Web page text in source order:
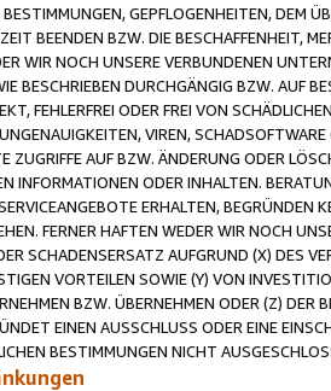
GEPFLOGENHEITEN, DEM
BEENDEN BZW. DIE BESCHAFFENHEIT,
WIR NOCH UNSERE VERBUNDENEN
BESCHRIEBEN DURCHGÄNGIG BZW. AUF
FEHLERFREI ODER FREI VON
VIREN,
ZUGRIFFE AUF BZW. ÄNDERUNG ODER
INFORMATIONEN ODER INHALTEN.
ERHALTEN, BEGRÜNDEN
FERNER HAFTEN WEDER WIR NOCH
SCHADENSERSATZ AUFGRUND (X) DES
VORTEILEN SOWIE (Y) VON
BZW. ÜBERNEHMEN ODER (Z) DER
EINEN AUSSCHLUSS ODER EINE
BESTIMMUNGEN NICHT